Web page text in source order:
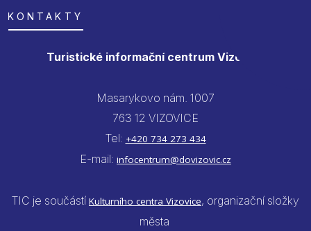
KONTAKTY
Turistické informační centrum Vizovice
Masarykovo nám. 1007
763 12 VIZOVICE
Tel: +420 734 273 434
E-mail: infocentrum@dovizovic.cz
TIC je součástí Kulturního centra Vizovice, organizační složky
města